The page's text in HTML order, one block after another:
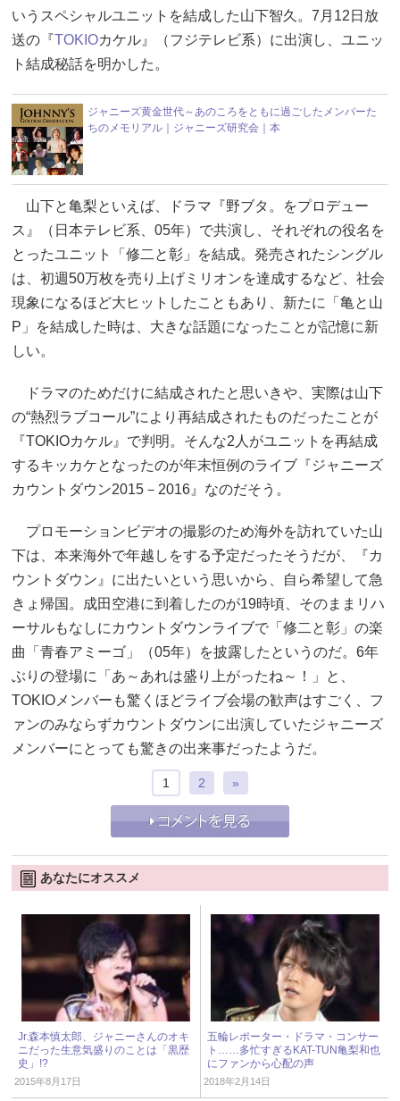
いうスペシャルユニットを結成した山下智久。7月12日放
送の『TOKIOカケル』（フジテレビ系）に出演し、ユニッ
ト結成秘話を明かした。
ジャニーズ黄金世代～あのころをともに過ごしたメンバーた
ちのメモリアル｜ジャニーズ研究会｜本
山下と亀梨といえば、ドラマ『野ブタ。をプロデュー
ス』（日本テレビ系、05年）で共演し、それぞれの役名を
とったユニット「修二と彰」を結成。発売されたシングル
は、初週50万枚を売り上げミリオンを達成するなど、社会
現象になるほど大ヒットしたこともあり、新たに「亀と山
P」を結成した時は、大きな話題になったことが記憶に新
しい。
ドラマのためだけに結成されたと思いきや、実際は山下
の“熱烈ラブコール”により再結成されたものだったことが
『TOKIOカケル』で判明。そんな2人がユニットを再結成
するキッカケとなったのが年末恒例のライブ『ジャニーズ
カウントダウン2015－2016』なのだそう。
プロモーションビデオの撮影のため海外を訪れていた山
下は、本来海外で年越しをする予定だったそうだが、『カ
ウントダウン』に出たいという思いから、自ら希望して急
きょ帰国。成田空港に到着したのが19時頃、そのままリハ
ーサルもなしにカウントダウンライブで「修二と彰」の楽
曲「青春アミーゴ」（05年）を披露したというのだ。6年
ぶりの登場に「あ～あれは盛り上がったね～！」と、
TOKIOメンバーも驚くほどライブ会場の歓声はすごく、フ
ァンのみならずカウントダウンに出演していたジャニーズ
メンバーにとっても驚きの出来事だったようだ。
1 2 »
あなたにオススメ
Jr.森本慎太郎、ジャニーさんのオキ
ニだった生意気盛りのことは「黒歴
史」!?
2015年8月17日
五輪レポーター・ドラマ・コンサー
ト……多忙すぎるKAT-TUN亀梨和也
にファンから心配の声
2018年2月14日